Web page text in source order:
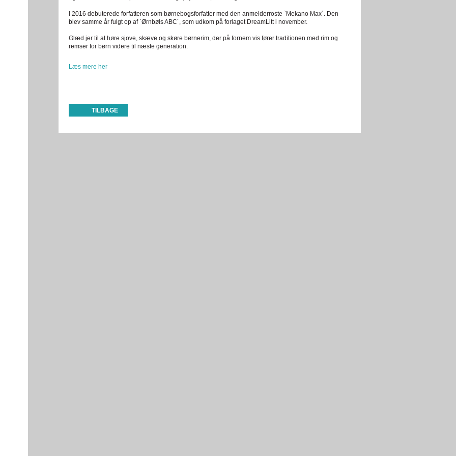
I 2016 debuterede forfatteren som børnebogsforfatter med den anmelderroste `Mekano Max´. Den
blev samme år fulgt op af `Ørnbøls ABC´, som udkom på forlaget DreamLitt i november.
Glæd jer til at høre sjove, skæve og skøre børnerim, der på fornem vis fører traditionen med rim og
remser for børn videre til næste generation.
Læs mere her
TILBAGE